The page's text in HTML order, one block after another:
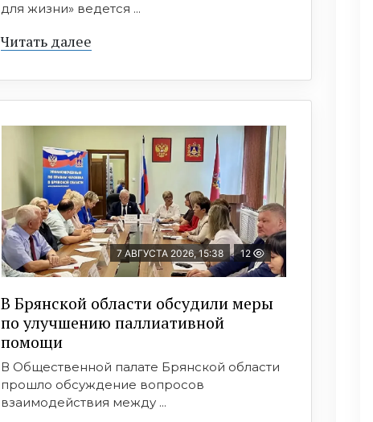
для жизни» ведется ...
Читать далее
7 АВГУСТА 2026, 15:38 12
В Брянской области обсудили меры
по улучшению паллиативной
помощи
В Общественной палате Брянской области
прошло обсуждение вопросов
взаимодействия между ...